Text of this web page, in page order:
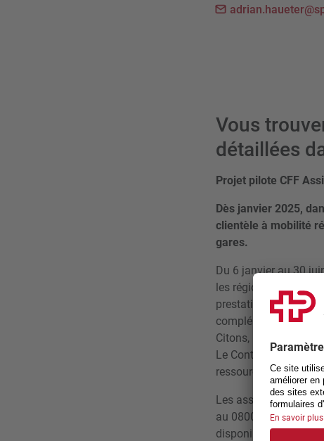
Vous
détaillées
Projet pilote CFF
Dès janvier 2025,
clientèle à mobilité
gares.
Du 6 janvier au 30
les régions, via leurs
prestations
complémentaires qui
Citons, par exemple,
Le Contact Center
ressources
Les assistances
au 0800 007 102
disponible en gare